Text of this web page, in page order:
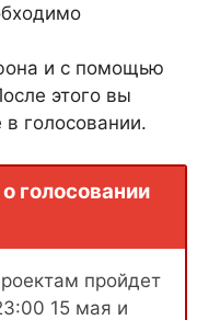
и с помощью
этого вы
голосовании.
голосовании
пройдет
15 мая и